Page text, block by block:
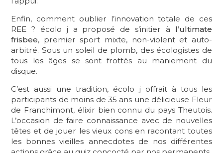
Enfin, comment oublier l’innovation totale de ces
REE ? écolo j a proposé de s’initier à l’ultimate
frisbee, premier sport mixte, non-violent et auto-
arbitré. Sous un soleil de plomb, des écologistes de
tous les âges se sont frottés au maniement du
disque.
C’est aussi une tradition, écolo j offrait à tous les
participants de moins de 35 ans une délicieuse Fleur
de Franchimont, élixir bien connu du pays Theutois.
L’occasion de faire connaissance avec de nouvelles
têtes et de jouer les vieux cons en racontant toutes
les bonnes vieilles annecdotes de nos différentes